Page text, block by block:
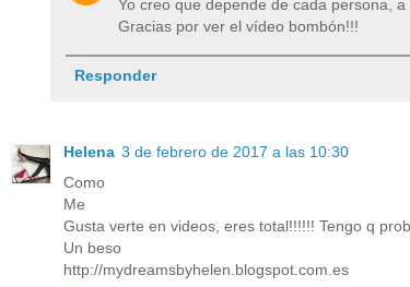
Yo creo que depende de cada persona,
Gracias por ver el vídeo bombón!!!
Responder
Helena 3 de febrero de 2017 a las 10:30
Como
Me
Gusta verte en videos, eres total!!!!!! Tengo q
Un beso
http://mydreamsbyhelen.blogspot.com.es